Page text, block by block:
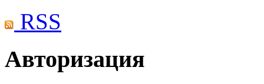
RSS
Авторизация